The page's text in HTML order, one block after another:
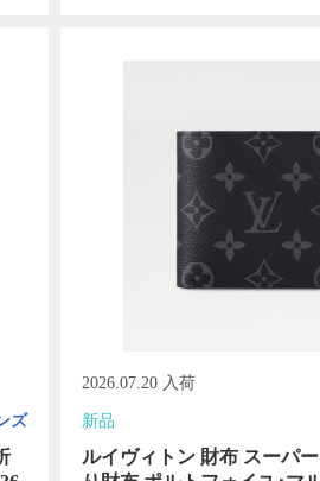
ズ
2026.07.20 入荷
新品
ルイヴィトン 財布 スーパ